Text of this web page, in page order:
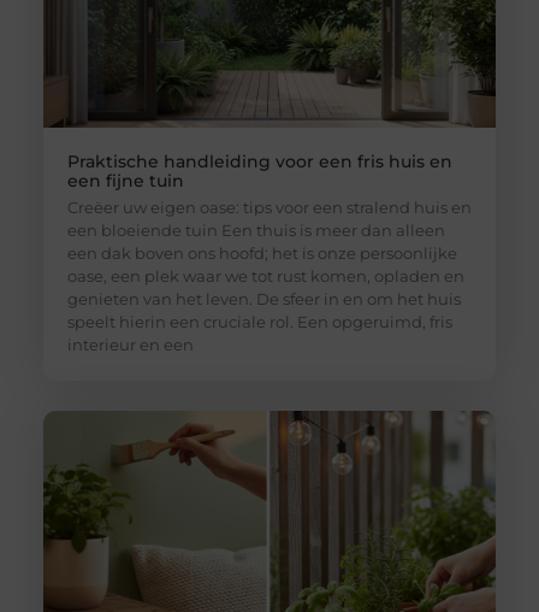
Praktische handleiding voor een fris huis en
een fijne tuin
Creëer uw eigen oase: tips voor een stralend huis en
een bloeiende tuin Een thuis is meer dan alleen
een dak boven ons hoofd; het is onze persoonlijke
oase, een plek waar we tot rust komen, opladen en
genieten van het leven. De sfeer in en om het huis
speelt hierin een cruciale rol. Een opgeruimd, fris
interieur en een